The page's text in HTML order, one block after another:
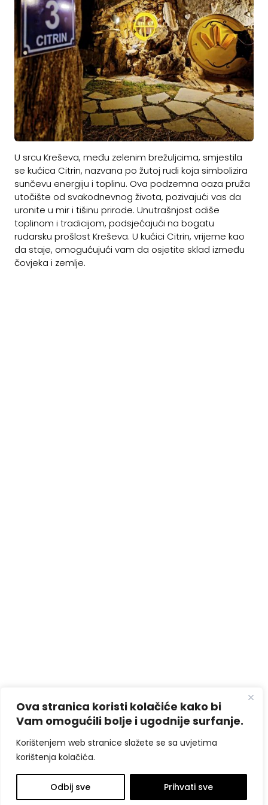
Ova stranica koristi kolačiće kako bi
Vam omogućili bolje i ugodnije surfanje.
Korištenjem web stranice slažete se sa uvjetima
korištenja kolačića.
Odbij sve Prihvati sve
U srcu Kreševa, među zelenim brežuljcima, smjestila
se kućica Citrin, nazvana po žutoj rudi koja simbolizira
sunčevu energiju i toplinu. Ova podzemna oaza pruža
utočište od svakodnevnog života, pozivajući vas da
uronite u mir i tišinu prirode. Unutrašnjost odiše
toplinom i tradicijom, podsjećajući na bogatu
rudarsku prošlost Kreševa. U kućici Citrin, vrijeme kao
da staje, omogućujući vam da osjetite sklad između
čovjeka i zemlje.